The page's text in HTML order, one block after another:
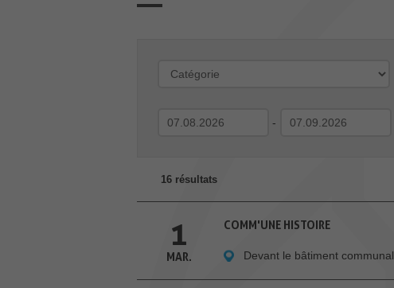
-
16 résultats
1
MAR.
COMM'UNE HISTOIRE
Devant le bâtiment communal